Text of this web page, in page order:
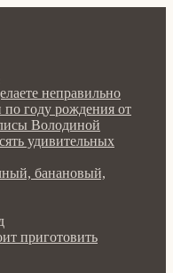
неправильно
по году рождения от
Володиной
удивительных
банановый,
приготовить